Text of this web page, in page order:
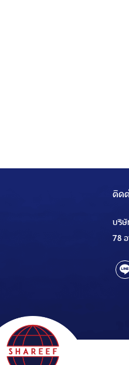
ติด
บริษั
78